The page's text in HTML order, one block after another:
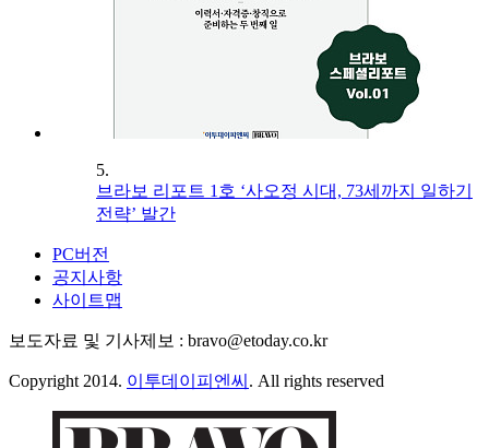
5.
브라보 리포트 1호 ‘사오정 시대, 73세까지 일하기
전략’ 발간
PC버전
공지사항
사이트맵
보도자료 및 기사제보 : bravo@etoday.co.kr
Copyright 2014. 이투데이피엔씨 . All rights reserved